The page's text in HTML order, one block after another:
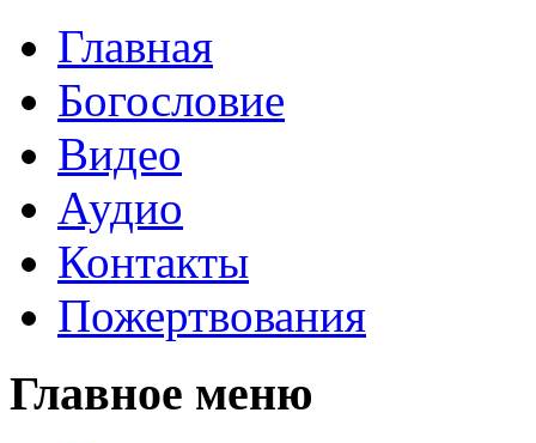
Главная
Богословие
Видео
Аудио
Контакты
Пожертвования
Главное меню